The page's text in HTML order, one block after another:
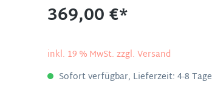
369,00 €*
inkl. 19 % MwSt. zzgl. Versand
Sofort verfügbar, Lieferzeit: 4-8 Tage